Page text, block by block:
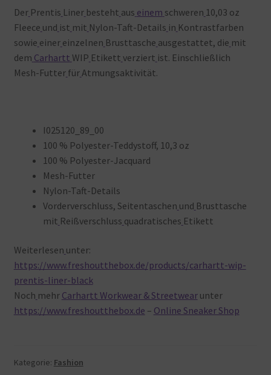
Der Prentis Liner besteht aus einem schweren 10,03 oz
Fleece und ist mit Nylon-Taft-Details in Kontrastfarben
sowie einer einzelnen Brusttasche ausgestattet, die mit
dem Carhartt WIP Etikett verziert ist. Einschließlich
Mesh-Futter für Atmungsaktivität.
I025120_89_00
100 % Polyester-Teddystoff, 10,3 oz
100 % Polyester-Jacquard
Mesh-Futter
Nylon-Taft-Details
Vorderverschluss, Seitentaschen und Brusttasche
mit Reißverschluss quadratisches Etikett
Weiterlesen unter:
https://www.freshoutthebox.de/products/carhartt-wip-
prentis-liner-black
Noch mehr Carhartt Workwear & Streetwearunter
https://www.freshoutthebox.de – Online Sneaker Shop
Kategorie: Fashion